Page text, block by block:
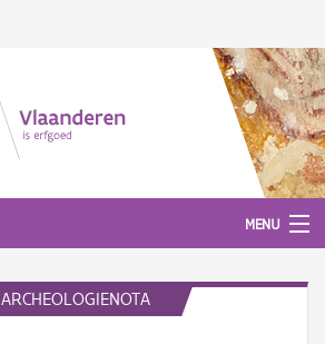
MENU
ARCHEOLOGIENOTA